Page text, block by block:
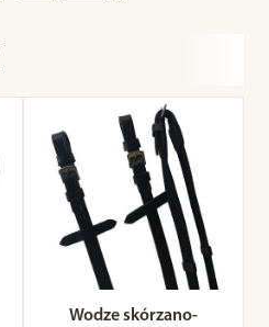
Wodze skórzano-